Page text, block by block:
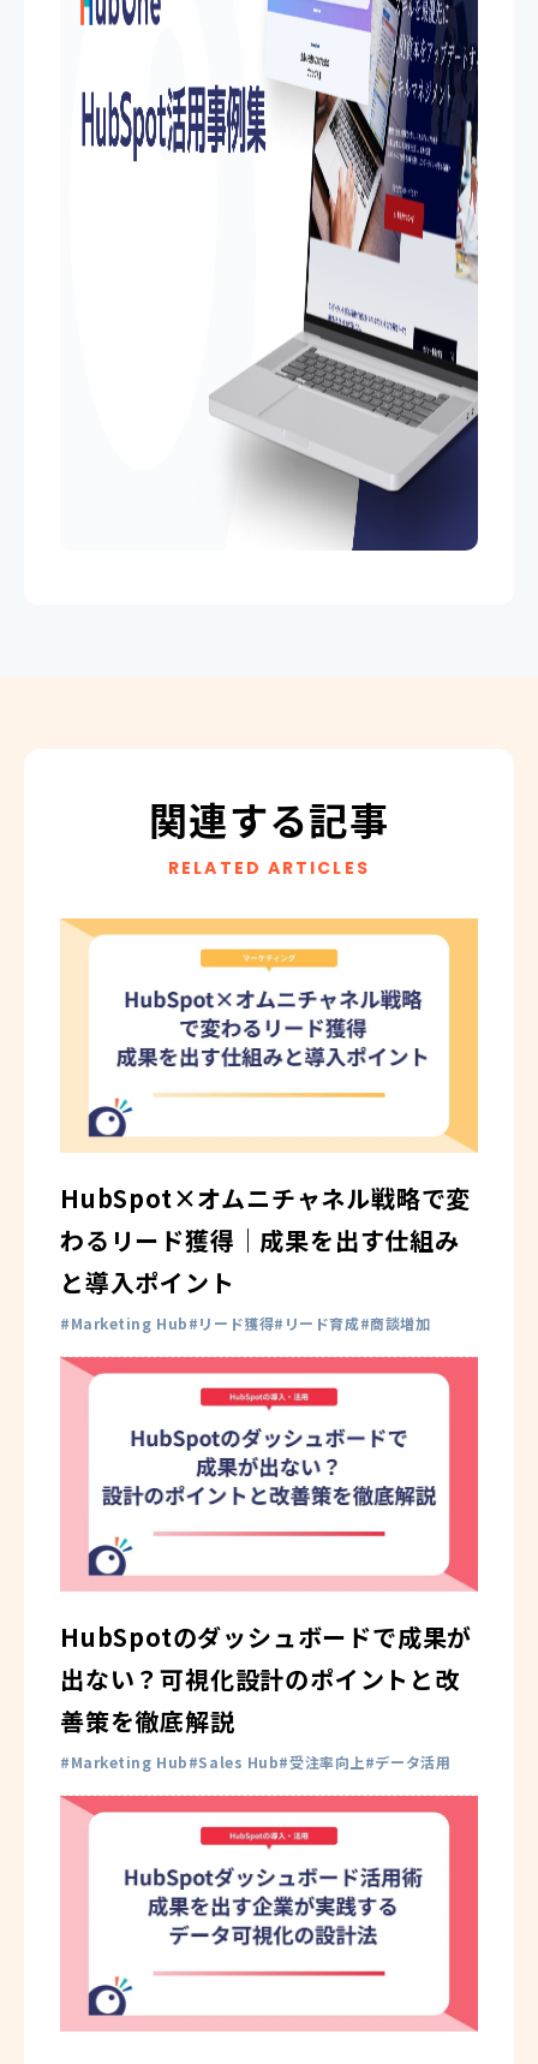
関連する記事
RELATED ARTICLES
HubSpot×オムニチャネル戦略で変
わるリード獲得｜成果を出す仕組み
と導入ポイント
Marketing Hub リード獲得 リード育成 商談増加
HubSpotのダッシュボードで成果が
出ない？可視化設計のポイントと改
善策を徹底解説
Marketing Hub Sales Hub 受注率向上 データ活用